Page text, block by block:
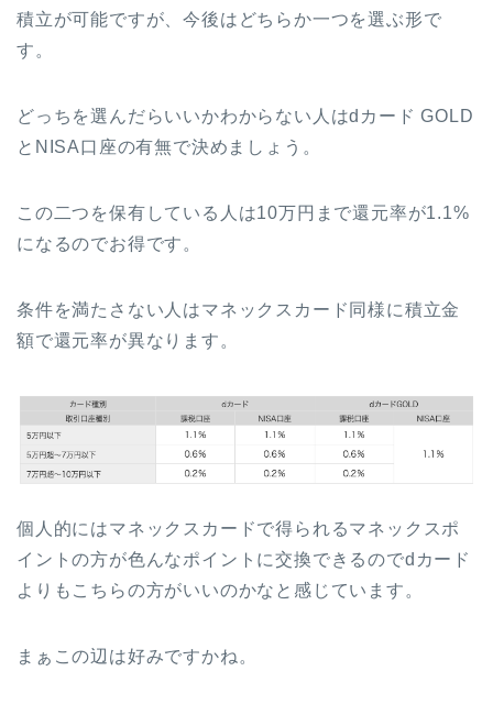
積立が可能ですが、今後はどちらか一つを選ぶ形で
す。
どっちを選んだらいいかわからない人はdカード GOLD
とNISA口座の有無で決めましょう。
この二つを保有している人は10万円まで還元率が1.1%
になるのでお得です。
条件を満たさない人はマネックスカード同様に積立金
額で還元率が異なります。
個人的にはマネックスカードで得られるマネックスポ
イントの方が色んなポイントに交換できるのでdカード
よりもこちらの方がいいのかなと感じています。
まぁこの辺は好みですかね。